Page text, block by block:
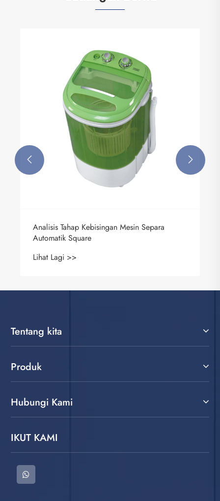
Analisis Tahap Kebisingan Mesin Separa
Automatik Square
Lihat Lagi >>
 
Tentang kita
Produk
Hubungi Kami
IKUT KAMI